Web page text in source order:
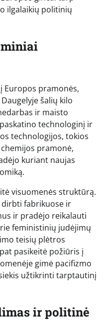
ilgalaikių politinių
Europos pramonės,
šalių kilo
ir maisto
technologinį ir
technologijos, tokios
pramonė,
kuriant naujas
visuomenės struktūrą.
dirbti fabrikuose ir
ir pradėjo reikalauti
feministinių judėjimų
teisių plėtros
pasikeitė požiūris į
gimė pacifizmo
užtikrinti tarptautinį
ir politinė